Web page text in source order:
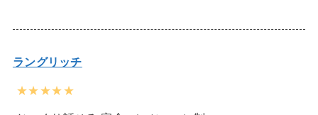
ラングリッチ
★★★★★